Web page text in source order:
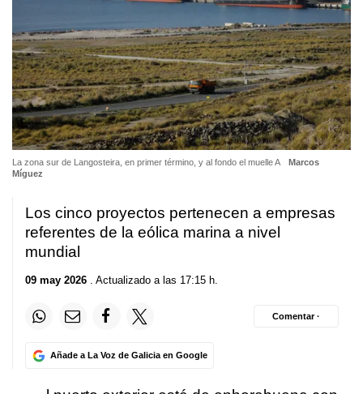
La zona sur de Langosteira, en primer término, y al fondo el muelle A
Marcos
Míguez
Los cinco proyectos pertenecen a empresas
referentes de la eólica marina a nivel
mundial
09 may 2026 . Actualizado a las 17:15 h.
Añade a La Voz de Galicia en Google
Comentar ·